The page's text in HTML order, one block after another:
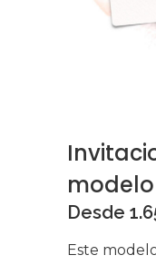
modelo
Desde
Este